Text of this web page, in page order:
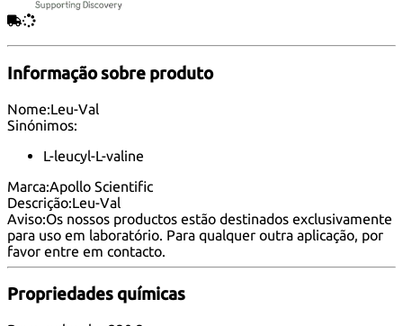
Informação sobre produto
Nome:Leu-Val
Sinónimos:
L-leucyl-L-valine
Marca:Apollo Scientific
Descrição:Leu-Val
Aviso:Os nossos productos estão destinados exclusivamente
para uso em laboratório. Para qualquer outra aplicação, por
favor entre em contacto
Propriedades químicas